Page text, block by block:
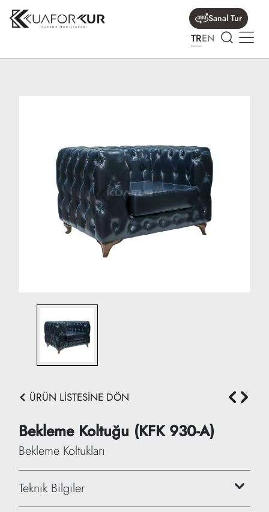
Sanal Tur
TREN
ÜRÜN LİSTESİNE DÖN
Bekleme Koltuğu (KFK 930-A)
Bekleme Koltukları
Teknik Bilgiler